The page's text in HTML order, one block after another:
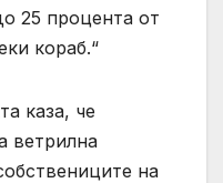
25 процента от
кораб.“
каза, че
ветрилна
на